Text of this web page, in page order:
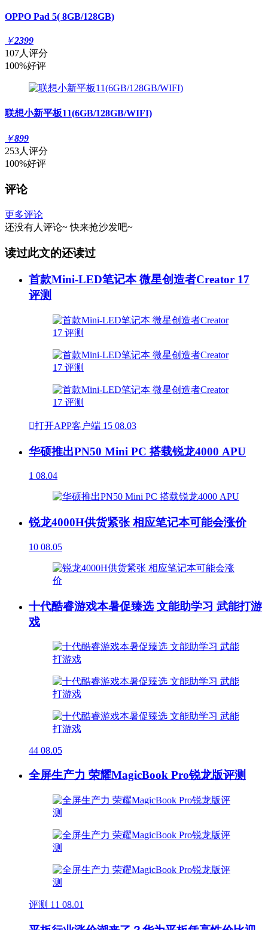
OPPO Pad 5( 8GB/128GB)
￥2399
107人评分
100%好评
联想小新平板11(6GB/128GB/WIFI)
￥899
253人评分
100%好评
评论
更多评论
还没有人评论~ 快来抢沙发吧~
读过此文的还读过
首款Mini-LED笔记本 微星创造者Creator 17
评测
打开APP客户端 15 08.03
华硕推出PN50 Mini PC 搭载锐龙4000 APU
1 08.04
锐龙4000H供货紧张 相应笔记本可能会涨价
10 08.05
十代酷睿游戏本暑促臻选 文能助学习 武能打游
戏
44 08.05
全屏生产力 荣耀MagicBook Pro锐龙版评测
评测 11 08.01